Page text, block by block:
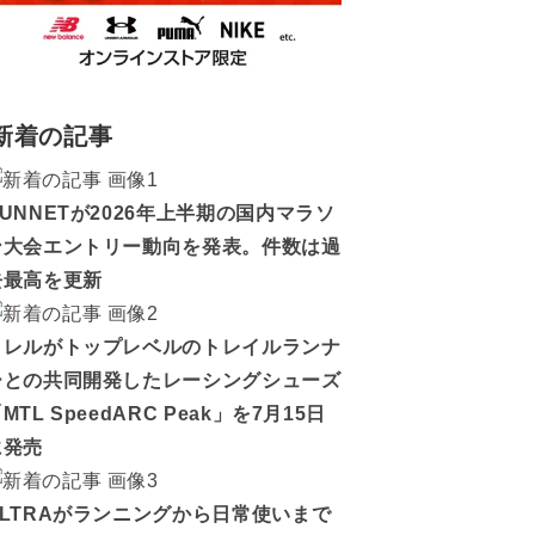
着の記事
が2026年上半期の国内マラソ
会エントリー動向を発表。件数は過
高を更新
ルがトップレベルのトレイルランナ
の共同開発したレーシングシューズ
MTL SpeedARC Peak」を7月15日
売
がランニングから日常使いまで